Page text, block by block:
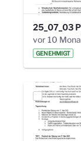
GENEHMIGT